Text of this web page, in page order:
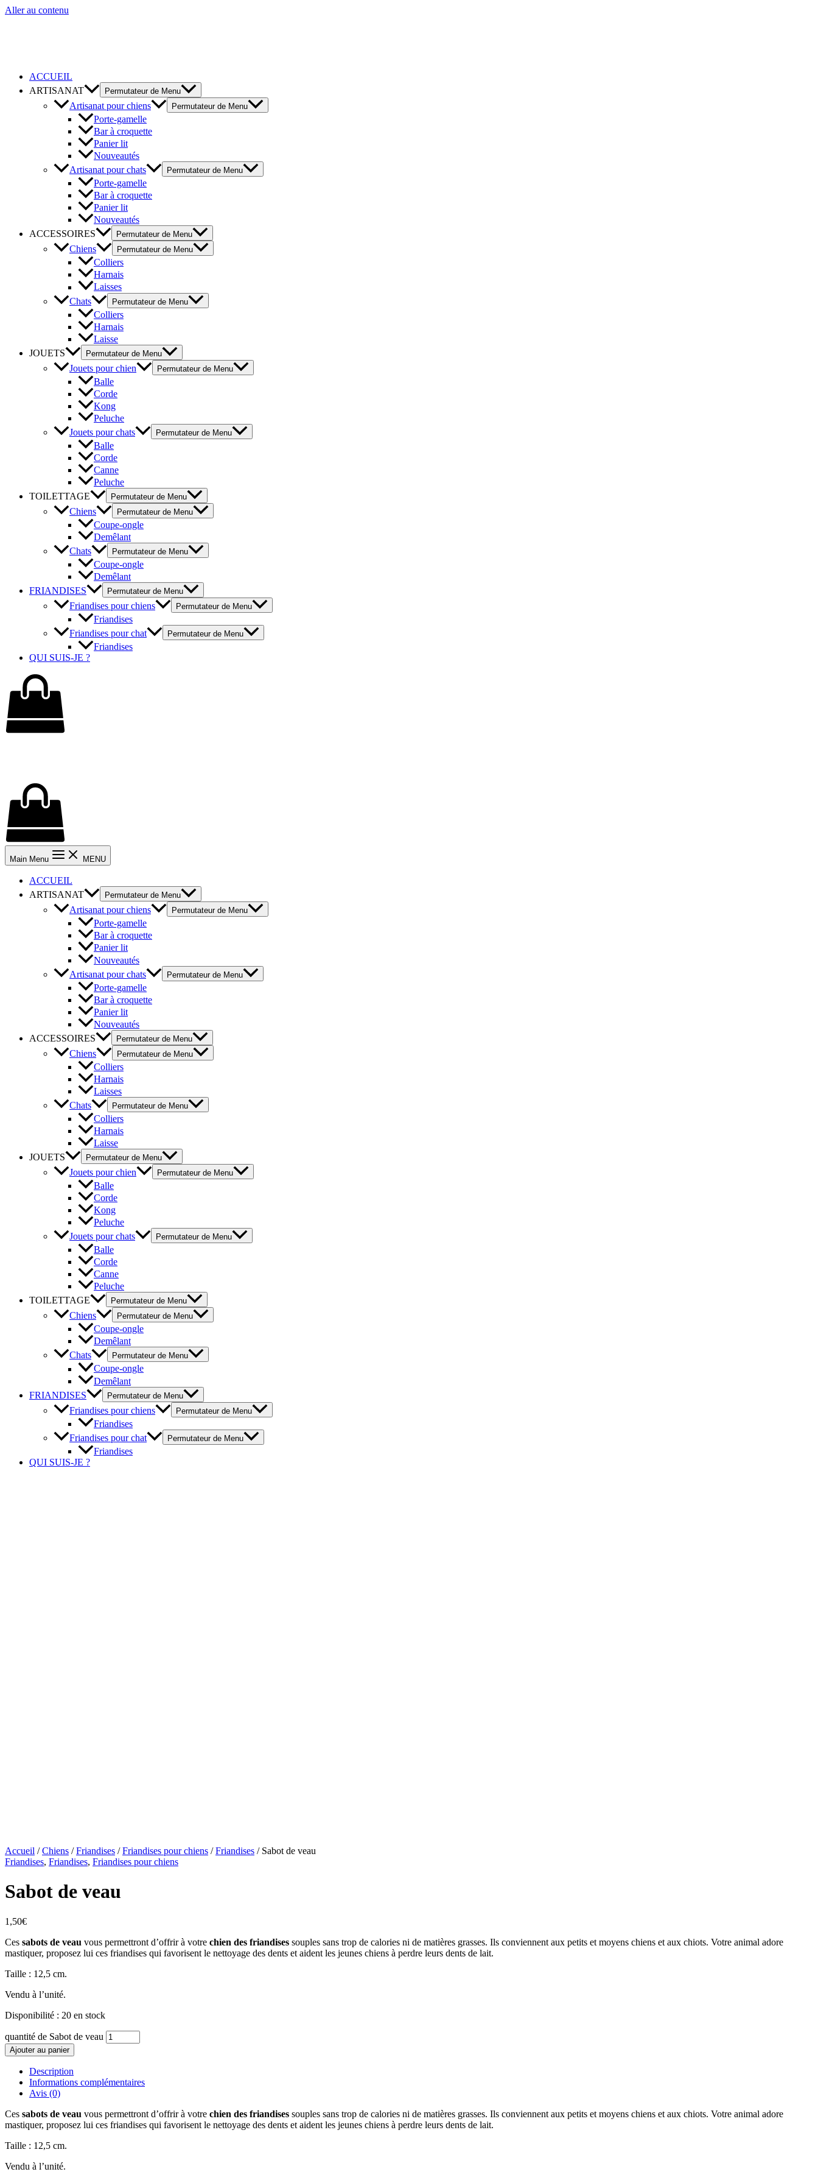
Aller au contenu
ACCUEIL
ARTISANAT
Permutateur de Menu
Artisanat pour chiens Permutateur de Menu
Porte-gamelle
Bar à croquette
Panier lit
Nouveautés
Artisanat pour chats
Permutateur de Menu
Porte-gamelle
Bar à croquette
Panier lit
Nouveautés
ACCESSOIRES
Permutateur de Menu
Chiens Permutateur de Menu
Colliers
Harnais
Laisses
Chats
Permutateur de Menu
Colliers
Harnais
Laisse
JOUETS
Permutateur de Menu
Jouets pour chien Permutateur de Menu
Balle
Corde
Kong
Peluche
Jouets pour chats
Permutateur de Menu
Balle
Corde
Canne
Peluche
TOILETTAGE
Permutateur de Menu
Chiens Permutateur de Menu
Coupe-ongle
Demêlant
Chats
Permutateur de Menu
Coupe-ongle
Demêlant
FRIANDISES
Permutateur de Menu
Friandises pour chiens Permutateur de Menu
Friandises
Friandises pour chat
Permutateur de Menu
Friandises
QUI SUIS-JE ?
Main Menu MENU
ACCUEIL
ARTISANAT
Permutateur de Menu
Artisanat pour chiens Permutateur de Menu
Porte-gamelle
Bar à croquette
Panier lit
Nouveautés
Artisanat pour chats
Permutateur de Menu
Porte-gamelle
Bar à croquette
Panier lit
Nouveautés
ACCESSOIRES
Permutateur de Menu
Chiens Permutateur de Menu
Colliers
Harnais
Laisses
Chats
Permutateur de Menu
Colliers
Harnais
Laisse
JOUETS
Permutateur de Menu
Jouets pour chien Permutateur de Menu
Balle
Corde
Kong
Peluche
Jouets pour chats
Permutateur de Menu
Balle
Corde
Canne
Peluche
TOILETTAGE
Permutateur de Menu
Chiens Permutateur de Menu
Coupe-ongle
Demêlant
Chats
Permutateur de Menu
Coupe-ongle
Demêlant
FRIANDISES
Permutateur de Menu
Friandises pour chiens Permutateur de Menu
Friandises
Friandises pour chat
Permutateur de Menu
Friandises
QUI SUIS-JE ?
Accueil /Chiens /Friandises /Friandises pour chiens /Friandises / Sabot de veau
Friandises, Friandises, Friandises pour chiens
Sabot de veau
1,50€
Ces sabots de veau vous permettront d’offrir à votre chien des friandises souples sans trop de calories ni de matières grasses. Ils conviennent aux petits et moyens chiens et aux chiots. Votre animal adore
mastiquer, proposez lui ces friandises qui favorisent le nettoyage des dents et aident les jeunes chiens à perdre leurs dents de lait.
Taille : 12,5 cm.
Vendu à l’unité.
Disponibilité : 20 en stock
quantité de Sabot de veau
Ajouter au panier
Description
Informations complémentaires
Avis (0)
Ces sabots de veau vous permettront d’offrir à votre chien des friandises souples sans trop de calories ni de matières grasses. Ils conviennent aux petits et moyens chiens et aux chiots. Votre animal adore
mastiquer, proposez lui ces friandises qui favorisent le nettoyage des dents et aident les jeunes chiens à perdre leurs dents de lait.
Taille : 12,5 cm.
Vendu à l’unité.